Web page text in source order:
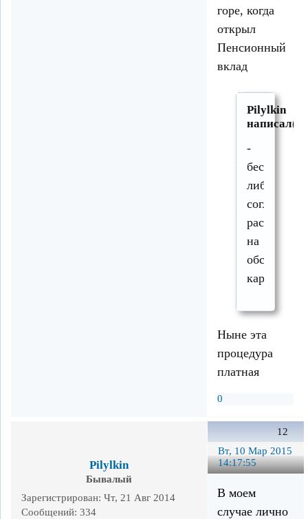
горе, когда
открыл
Пенсионный
вклад
Pilylkin
-
бесплатно
либо
согласно
расценкам
на
карты
Ныне эта
процедура
платная
0
12
Вт, 10 Мар 2015
14:17:55
Pilylkin
Бывалый
Зарегистрирован: Чт, 21 Авг 2014
Сообщений: 334
В моем
случае лично